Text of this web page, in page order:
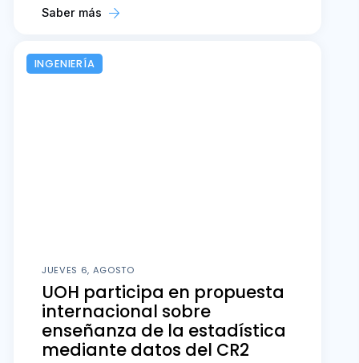
Saber más
INGENIERÍA
JUEVES 6, AGOSTO
UOH participa en propuesta
internacional sobre
enseñanza de la estadística
mediante datos del CR2